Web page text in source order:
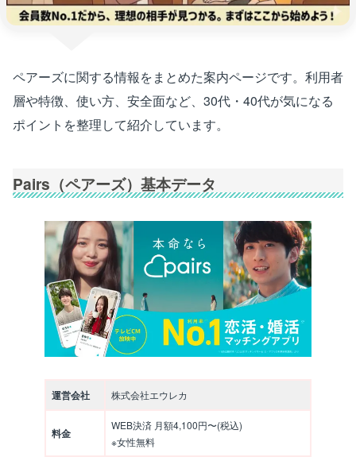
ペアーズに関する情報をまとめた案内ページです。利用者
層や特徴、使い方、安全面など、30代・40代が気になる
ポイントを整理して紹介しています。
Pairs（ペアーズ）基本データ
運営会社 株式会社エウレカ
料金
WEB決済 月額4,100円〜(税込)
※女性無料